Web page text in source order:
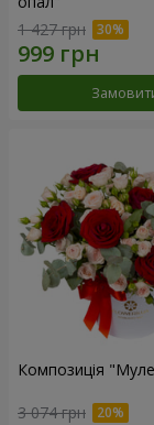
1 427 грн
Композиція
3 074 грн